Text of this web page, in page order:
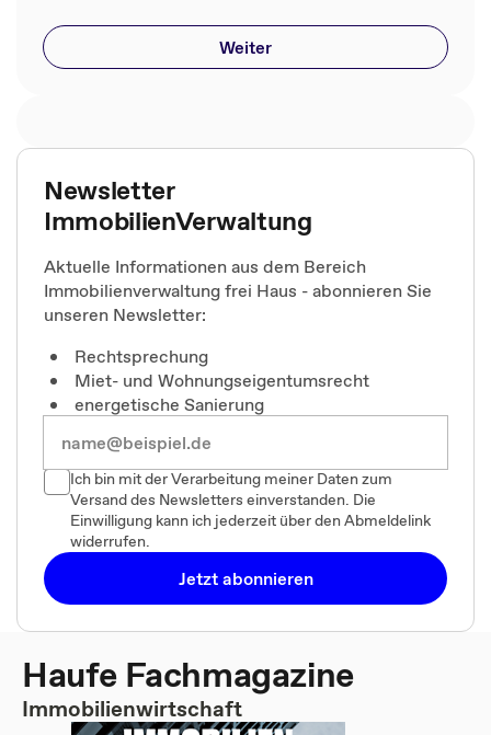
Weiter
Newsletter
ImmobilienVerwaltung
Aktuelle Informationen aus dem Bereich
Immobilienverwaltung frei Haus - abonnieren Sie
unseren Newsletter:
Rechtsprechung
Miet- und Wohnungseigentumsrecht
energetische Sanierung
Ich bin mit der Verarbeitung meiner Daten zum
Versand des Newsletters einverstanden. Die
Einwilligung kann ich jederzeit über den Abmeldelink
widerrufen.
Jetzt abonnieren
Haufe Fachmagazine
Immobilienwirtschaft